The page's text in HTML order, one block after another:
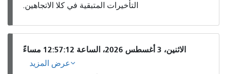
التأخيرات المتبقية في كلا الاتجاهين.
الاثنين، 3 أغسطس 2026، الساعة 12:57:12 مساءً
عرض المزيد